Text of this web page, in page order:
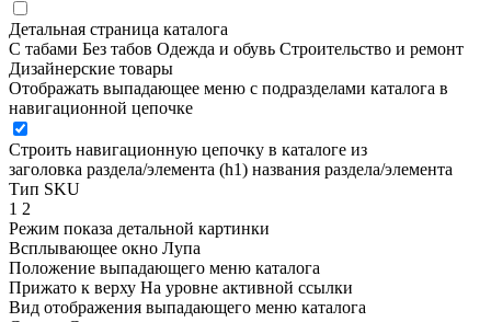
Детальная страница каталога
С табами Без табов Одежда и обувь Строительство и ремонт
Дизайнерские товары
Отображать выпадающее меню с подразделами каталога в
навигационной цепочке
Строить навигационную цепочку в каталоге из
заголовка раздела/элемента (h1) названия раздела/элемента
Тип SKU
1 2
Режим показа детальной картинки
Всплывающее окно Лупа
Положение выпадающего меню каталога
Прижато к верху На уровне активной ссылки
Вид отображения выпадающего меню каталога